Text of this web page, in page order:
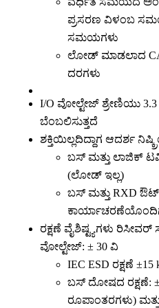
ಪ್ರಸರಣ ವಿಳಂಬ
ಸಮಯಗಳು
ಲೋಡ್ ಮಾಡಲಾದ
ದರಗಳು
I/O ವೋಲ್ಟೇಜ್ ಶ್ರೇಣಿಯು 3.3
ಬೆಂಬಲಿಸುತ್ತದೆ
ಶಕ್ತಿಯಿಲ್ಲದಿದ್ದಾಗ ಆದರ್ಶ
ಬಸ್ ಮತ್ತು ಲಾಜಿಕ್
(ಲೋಡ್ ಇಲ್ಲ)
ಬಸ್ ಮತ್ತು RXD
ರಕ್ಷಣೆ ವೈಶಿಷ್ಟ್ಯಗಳು
ವೋಲ್ಟೇಜ್: ± 30 ವಿ
IEC ESD ರಕ್ಷಣೆ
ಬಸ್ ದೋಷದ ರಕ್ಷಣೆ:
ರೂಪಾಂತರಗಳು)